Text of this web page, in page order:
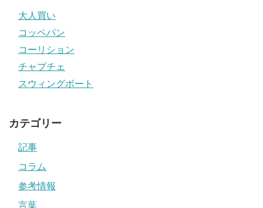
大人買い
コッペパン
コーリション
チャプチェ
スウィングボート
カテゴリー
記事
コラム
参考情報
言葉